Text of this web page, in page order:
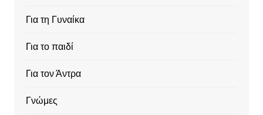
Για τη Γυναίκα
Για το παιδί
Για τον Άντρα
Γνώμες